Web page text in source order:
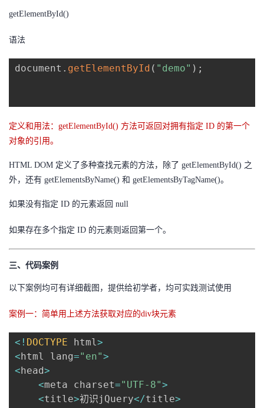
getElementById()
语法
document . getElementById ( "demo" ) ;
定义和用法：getElementById() 方法可返回对拥有指定 ID 的第一个
对象的引用。
HTML DOM 定义了多种查找元素的方法，除了 getElementById() 之
外，还有 getElementsByName() 和 getElementsByTagName()。
如果没有指定 ID 的元素返回 null
如果存在多个指定 ID 的元素则返回第一个。
三、代码案例
以下案例均可有详细截图，提供给初学者，均可实践测试使用
案例一：简单用上述方法获取对应的div块元素
< ! DOCTYPE html>
<html lang="en">
<head>
<meta charset="UTF-8">
<title>初识jQuery</title>